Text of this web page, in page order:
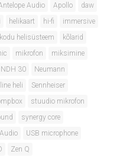
Audio Apollo
daw
helikaart hi-fi
immersive
kodu helisüsteem
kõlarid
mikrofon
miksimine
NDH 30
Neumann
heli
Sennheiser
stuudio mikrofon
synergy core
USB microphone
Zen Q